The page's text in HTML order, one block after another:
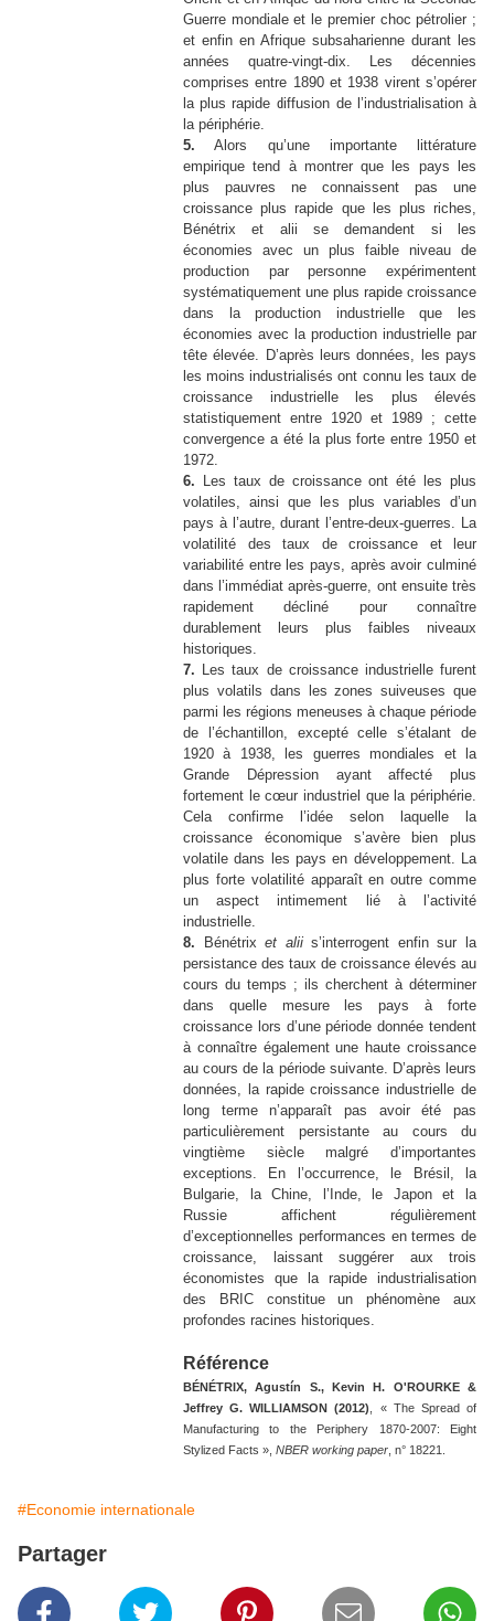
Guerre mondiale et le premier choc pétrolier ;
et enfin en Afrique subsaharienne durant les
années quatre-vingt-dix. Les décennies
comprises entre 1890 et 1938 virent s’opérer
la plus rapide diffusion de l’industrialisation à
la périphérie.
5. Alors qu’une importante littérature
empirique tend à montrer que les pays les
plus pauvres ne connaissent pas une
croissance plus rapide que les plus riches,
Bénétrix et alii se demandent si les
économies avec un plus faible niveau de
production par personne expérimentent
systématiquement une plus rapide croissance
dans la production industrielle que les
économies avec la production industrielle par
tête élevée. D’après leurs données, les pays
les moins industrialisés ont connu les taux de
croissance industrielle les plus élevés
statistiquement entre 1920 et 1989 ; cette
convergence a été la plus forte entre 1950 et
1972.
6. Les taux de croissance ont été les plus
volatiles, ainsi que les plus variables d’un
pays à l’autre, durant l’entre-deux-guerres. La
volatilité des taux de croissance et leur
variabilité entre les pays, après avoir culminé
dans l’immédiat après-guerre, ont ensuite très
rapidement décliné pour connaître
durablement leurs plus faibles niveaux
historiques.
7. Les taux de croissance industrielle furent
plus volatils dans les zones suiveuses que
parmi les régions meneuses à chaque période
de l’échantillon, excepté celle s’étalant de
1920 à 1938, les guerres mondiales et la
Grande Dépression ayant affecté plus
fortement le cœur industriel que la périphérie.
Cela confirme l’idée selon laquelle la
croissance économique s’avère bien plus
volatile dans les pays en développement. La
plus forte volatilité apparaît en outre comme
un aspect intimement lié à l’activité
industrielle.
8. Bénétrixet aliis’interrogent enfin sur la
persistance des taux de croissance élevés au
cours du temps ; ils cherchent à déterminer
dans quelle mesure les pays à forte
croissance lors d’une période donnée tendent
à connaître également une haute croissance
au cours de la période suivante. D’après leurs
données, la rapide croissance industrielle de
long terme n’apparaît pas avoir été pas
particulièrement persistante au cours du
vingtième siècle malgré d’importantes
exceptions. En l’occurrence, le Brésil, la
Bulgarie, la Chine, l’Inde, le Japon et la
Russie affichent régulièrement
d’exceptionnelles performances en termes de
croissance, laissant suggérer aux trois
économistes que la rapide industrialisation
des BRIC constitue un phénomène aux
profondes racines historiques.
Référence
BÉNÉTRIX, Agustín S., Kevin H. O'ROURKE &
Jeffrey G. WILLIAMSON (2012)
, « The Spread of
Manufacturing to the Periphery 1870-2007: Eight
Stylized Facts », NBER working paper , n° 18221.
#Economie internationale
Partager